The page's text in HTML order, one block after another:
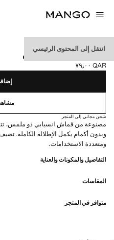
انتقل إلى المحتوى الرئيسي
ثوب علوي بنسيج مكشكش
السعر الحالي [QAR ٧٩٫٠٠ ]
QAR ٧٩٫٠٠
حدد اللون
شحن مجاني إلى المتجر
مصنوعة من قماش انسيابي ذو ملمس،
وبدون أكمام يكمل الإطلالة الكاملة.
ومتعددة الاستخدامات.
التفاصيل والمكونات والعناية
المقاسات
متوافر في المتجر